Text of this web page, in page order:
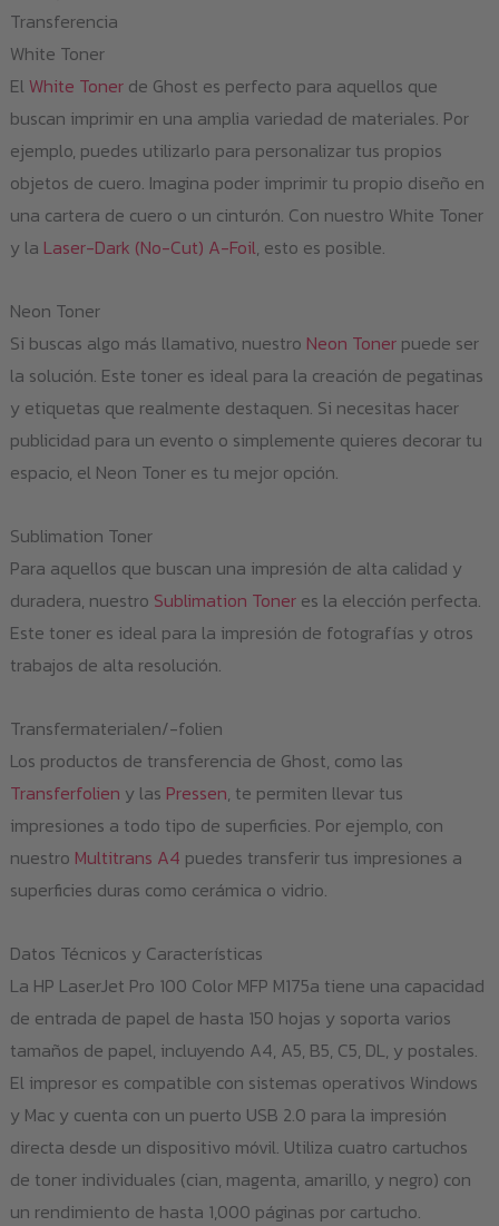
Transferencia
White Toner
El White Tonerde Ghost es perfecto para aquellos que
buscan imprimir en una amplia variedad de materiales. Por
ejemplo, puedes utilizarlo para personalizar tus propios
objetos de cuero. Imagina poder imprimir tu propio diseño en
una cartera de cuero o un cinturón. Con nuestro White Toner
y la Laser-Dark (No-Cut) A-Foil, esto es posible.
Neon Toner
Si buscas algo más llamativo, nuestro Neon Tonerpuede ser
la solución. Este toner es ideal para la creación de pegatinas
y etiquetas que realmente destaquen. Si necesitas hacer
publicidad para un evento o simplemente quieres decorar tu
espacio, el Neon Toner es tu mejor opción.
Sublimation Toner
Para aquellos que buscan una impresión de alta calidad y
duradera, nuestro Sublimation Toneres la elección perfecta.
Este toner es ideal para la impresión de fotografías y otros
trabajos de alta resolución.
Transfermaterialen/-folien
Los productos de transferencia de Ghost, como las
Transferfolien y las Pressen, te permiten llevar tus
impresiones a todo tipo de superficies. Por ejemplo, con
nuestro Multitrans A4 puedes transferir tus impresiones a
superficies duras como cerámica o vidrio.
Datos Técnicos y Características
La HP LaserJet Pro 100 Color MFP M175a tiene una capacidad
de entrada de papel de hasta 150 hojas y soporta varios
tamaños de papel, incluyendo A4, A5, B5, C5, DL, y postales.
El impresor es compatible con sistemas operativos Windows
y Mac y cuenta con un puerto USB 2.0 para la impresión
directa desde un dispositivo móvil. Utiliza cuatro cartuchos
de toner individuales (cian, magenta, amarillo, y negro) con
un rendimiento de hasta 1,000 páginas por cartucho.